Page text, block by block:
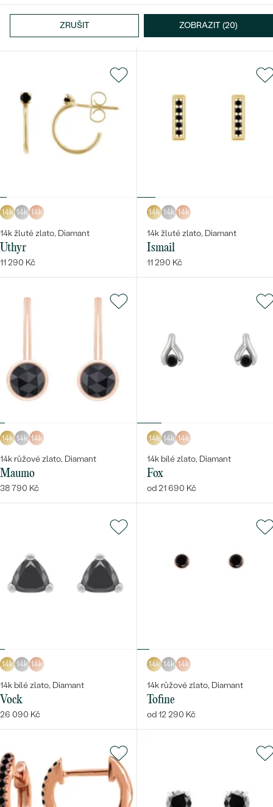
Bestsellery
OBJEVIT
ZRUŠIT ZOBRAZIT (20)
Stříbro, Diamant
19 890 Kč
14k žluté zlato, Diamant
od 19 990 Kč
14k 14k 14k
14k žluté zlato, Diamant
Uthyr
11 290 Kč
14k 14k 14k
14k žluté zlato, Diamant
Ismail
11 290 Kč
14k 14k 14k
14k růžové zlato, Diamant
Maumo
38 790 Kč
14k 14k 14k
14k bílé zlato, Diamant
Fox
od 21 690 Kč
14k 14k 14k
14k bílé zlato, Diamant
Vock
26 090 Kč
14k 14k 14k
14k růžové zlato, Diamant
Tofine
od 12 290 Kč